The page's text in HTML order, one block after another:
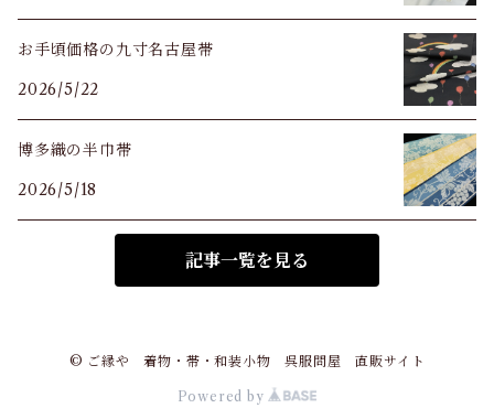
お手頃価格の九寸名古屋帯
2026/5/22
博多織の半巾帯
2026/5/18
記事一覧を見る
© ご縁や 着物・帯・和装小物 呉服問屋 直販サイト
Powered by